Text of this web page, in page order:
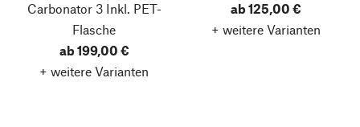
Carbonator 3Inkl. PET-
Flasche
ab 199,00 €
+ weitere Varianten
ab 125,00 €
+ weitere Varianten